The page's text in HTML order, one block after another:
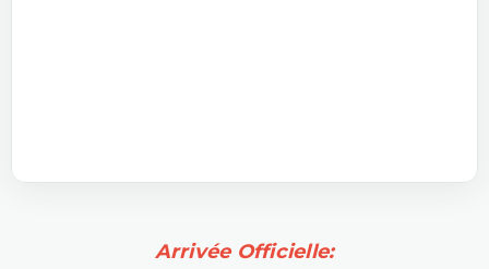
Arrivée Officielle: